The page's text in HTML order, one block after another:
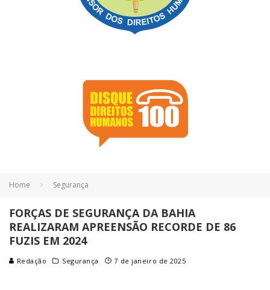
Home Segurança
FORÇAS DE SEGURANÇA DA BAHIA
REALIZARAM APREENSÃO RECORDE DE 86
FUZIS EM 2024
Redação Segurança 7 de janeiro de 2025